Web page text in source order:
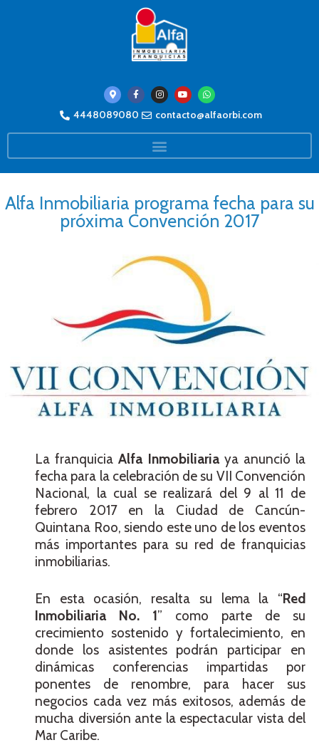
4448089080 contacto@alfaorbi.com
Alfa Inmobiliaria programa fecha para su
próxima Convención 2017
La franquiciaAlfa Inmobiliariaya anunció la
fecha para la celebración de su VII Convención
Nacional, la cual se realizará del 9 al 11 de
febrero 2017 en la Ciudad de Cancún-
Quintana Roo, siendo este uno de los eventos
más importantes para su red de franquicias
inmobiliarias.
En esta ocasión, resalta su lema la “Red
Inmobiliaria No. 1” como parte de su
crecimiento sostenido y fortalecimiento, en
donde los asistentes podrán participar en
dinámicas conferencias impartidas por
ponentes de renombre, para hacer sus
negocios cada vez más exitosos, además de
mucha diversión ante la espectacular vista del
Mar Caribe.